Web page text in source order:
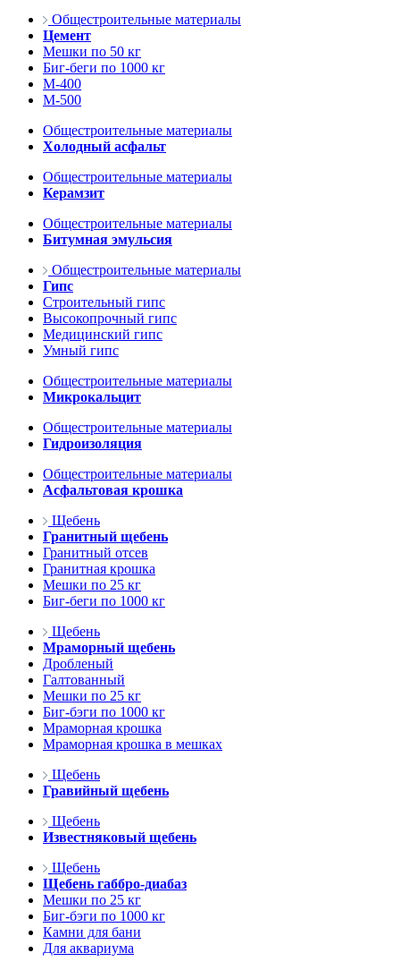
Общестроительные материалы
Цемент
Мешки по 50 кг
Биг-беги по 1000 кг
М-400
М-500
Общестроительные материалы
Холодный асфальт
Общестроительные материалы
Керамзит
Общестроительные материалы
Битумная эмульсия
Общестроительные материалы
Гипс
Строительный гипс
Высокопрочный гипс
Медицинский гипс
Умный гипс
Общестроительные материалы
Микрокальцит
Общестроительные материалы
Гидроизоляция
Общестроительные материалы
Асфальтовая крошка
Щебень
Гранитный щебень
Гранитный отсев
Гранитная крошка
Мешки по 25 кг
Биг-беги по 1000 кг
Щебень
Мраморный щебень
Дробленый
Галтованный
Мешки по 25 кг
Биг-бэги по 1000 кг
Мраморная крошка
Мраморная крошка в мешках
Щебень
Гравийный щебень
Щебень
Известняковый щебень
Щебень
Щебень габбро-диабаз
Мешки по 25 кг
Биг-бэги по 1000 кг
Камни для бани
Для аквариума